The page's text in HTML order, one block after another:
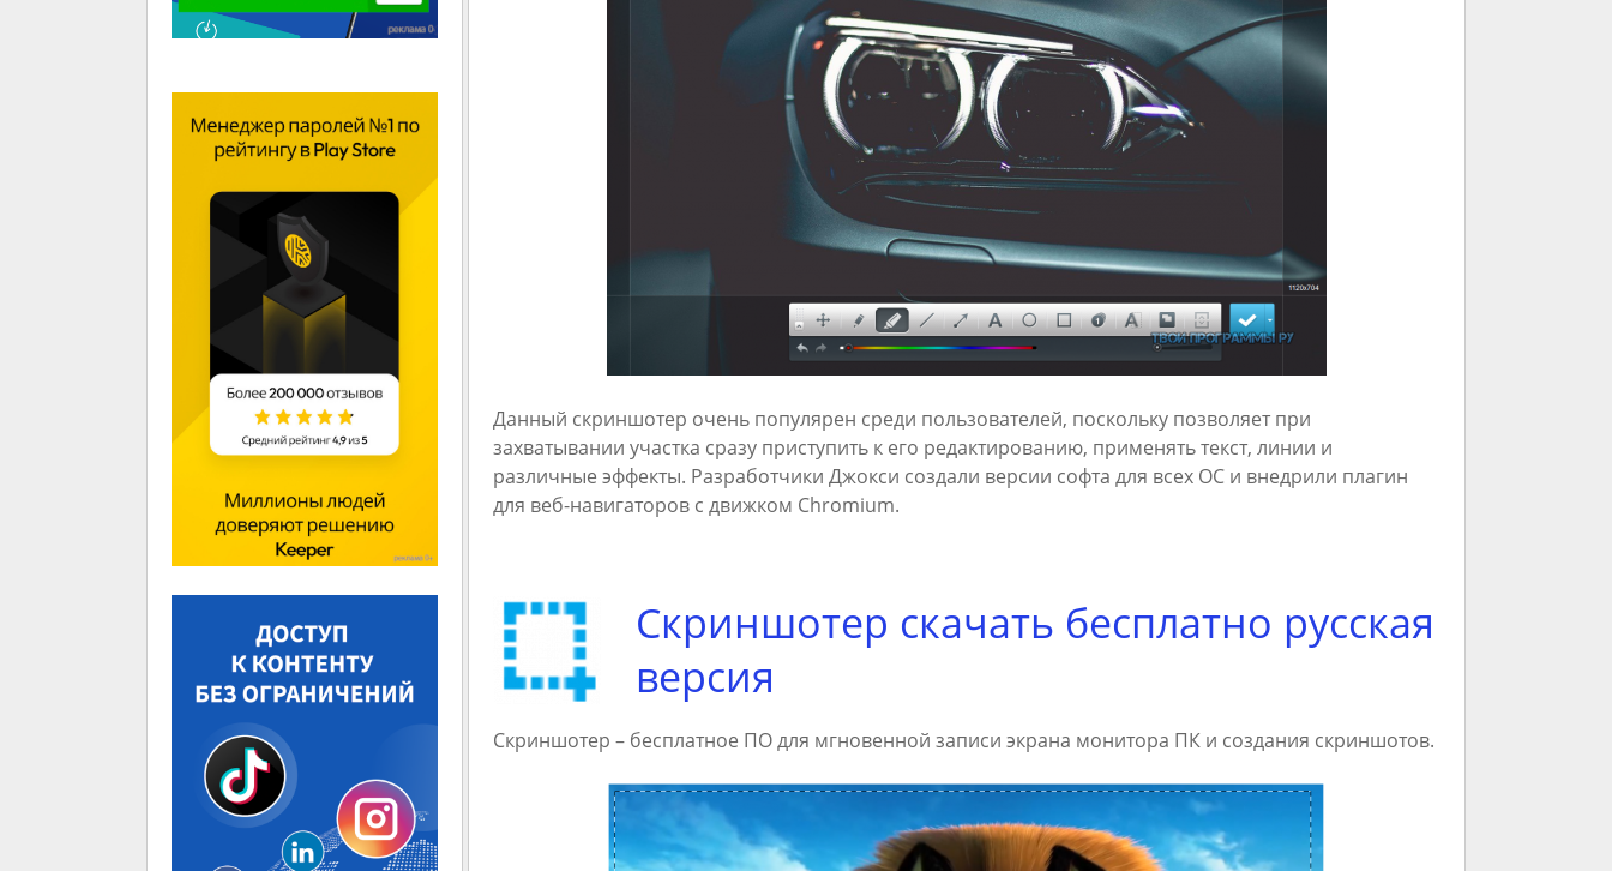
Данный скриншотер очень популярен среди пользователей, поскольку позволяет при
захватывании участка сразу приступить к его редактированию, применять текст, линии и
различные эффекты. Разработчики Джокси создали версии софта для всех ОС и внедрили плагин
для веб-навигаторов с движком Chromium.
Скриншотер скачать бесплатно русская
версия
Скриншотер – бесплатное ПО для мгновенной записи экрана монитора ПК и создания скриншотов.